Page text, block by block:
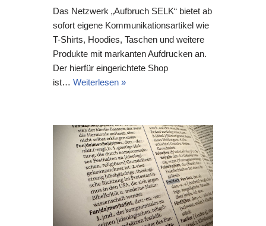
Das Netzwerk „Aufbruch SELK“ bietet ab
sofort eigene Kommunikationsartikel wie
T-Shirts, Hoodies, Taschen und weitere
Produkte mit markanten Aufdrucken an.
Der hierfür eingerichtete Shop
ist… Weiterlesen »